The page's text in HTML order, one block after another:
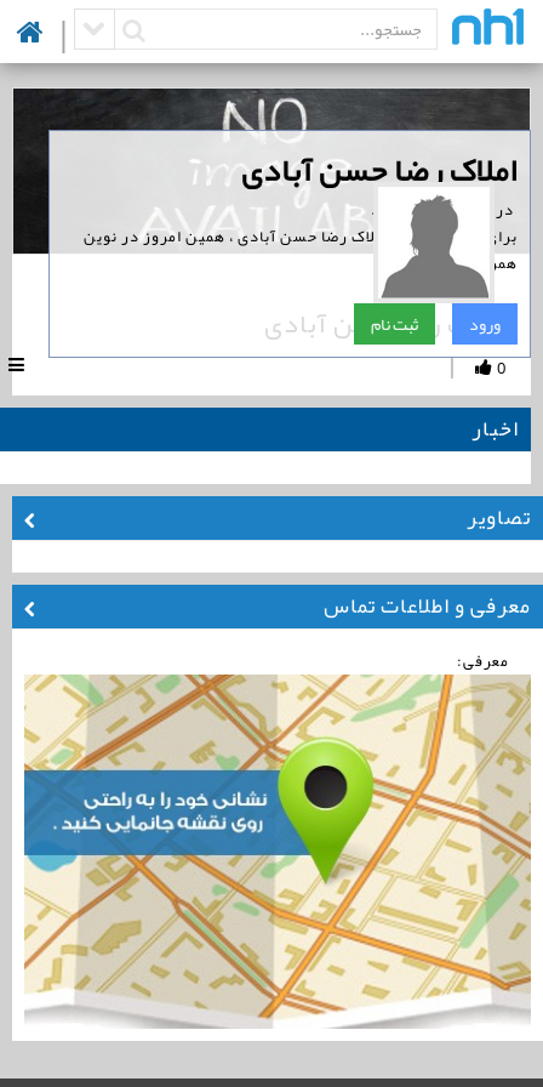
|
‏املاک رضا حسن آبادی
‏ در نوین همراه است.
برای پیگیری اخبار املاک رضا حسن آبادی ، همین امروز در نوین
همراه ثبت نام کنید.
ورود ثبت نام
املاک رضا حسن آبادی
0
|
اخبار
تصاویر
معرفی و اطلاعات تماس
معرفی: